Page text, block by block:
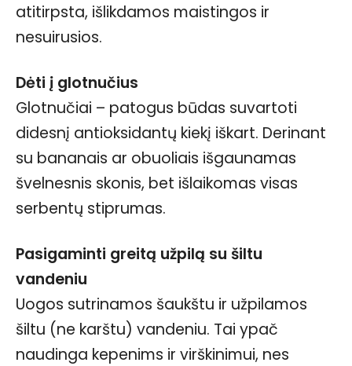
atitirpsta, išlikdamos maistingos ir
nesuirusios.
Dėti į glotnučius
Glotnučiai – patogus būdas suvartoti
didesnį antioksidantų kiekį iškart. Derinant
su bananais ar obuoliais išgaunamas
švelnesnis skonis, bet išlaikomas visas
serbentų stiprumas.
Pasigaminti greitą užpilą su šiltu
vandeniu
Uogos sutrinamos šaukštu ir užpilamos
šiltu (ne karštu) vandeniu. Tai ypač
naudinga kepenims ir virškinimui, nes